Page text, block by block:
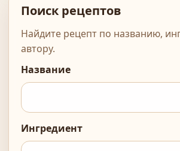
Поиск рецептов
Найдите рецепт по названию,
автору.
Название
Ингредиент